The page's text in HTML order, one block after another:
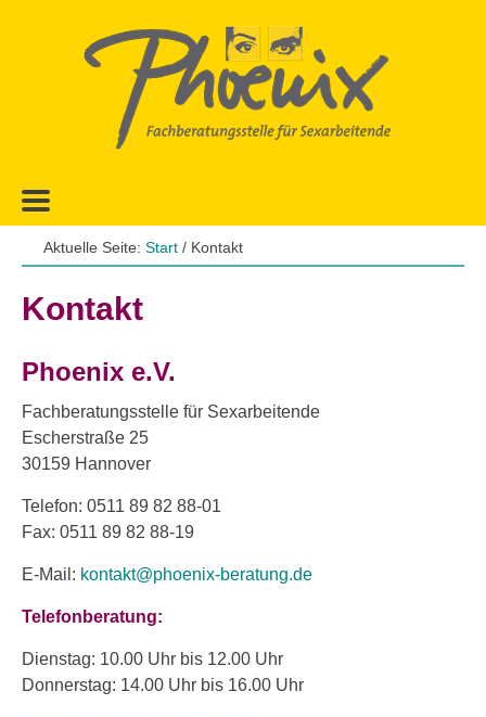
Hauptnavigation
Aktuelle Seite: Start / Kontakt
Kontakt
Phoenix e.V.
Fachberatungsstelle für Sexarbeitende
Escherstraße 25
30159 Hannover
Telefon: 0511 89 82 88-01
Fax: 0511 89 82 88-19
E-Mail: kontakt@phoenix-beratung.de
Telefonberatung:
Dienstag: 10.00 Uhr bis 12.00 Uhr
Donnerstag: 14.00 Uhr bis 16.00 Uhr